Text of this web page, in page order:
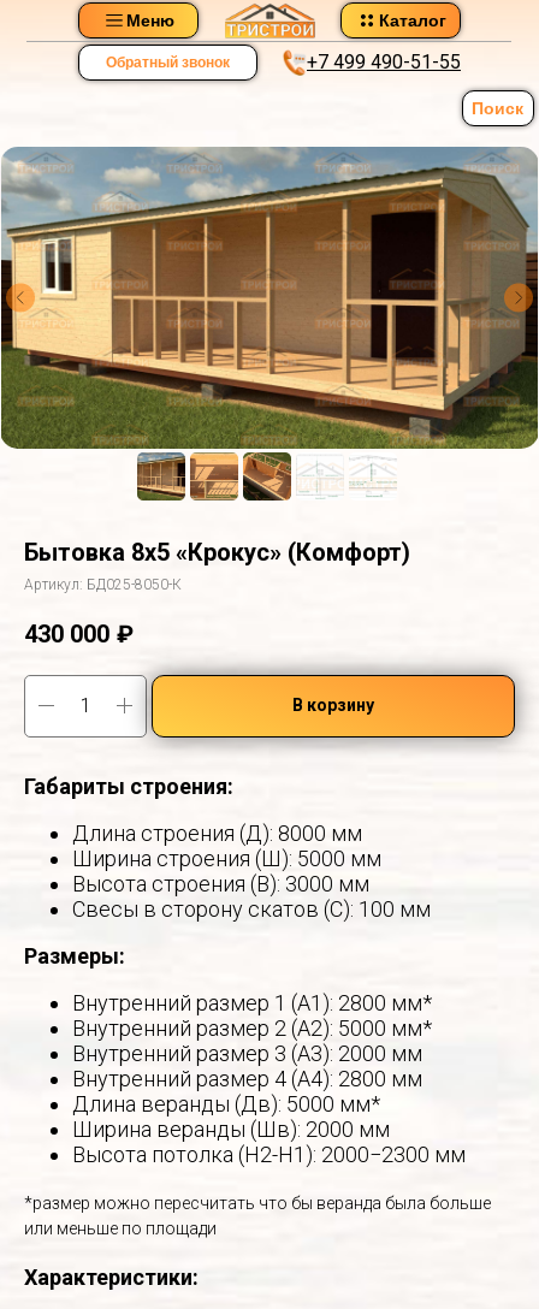
Каталог
Меню
+7 499 490-51-55
Обратный звонок
Поиск
Бытовка 8х5 «Крокус» (Комфорт)
Артикул: БД025-8050-К
430 000 ₽
В корзину
Габариты строения:
Длина строения (Д): 8000 мм
Ширина строения (Ш): 5000 мм
Высота строения (В): 3000 мм
Свесы в сторону скатов (С): 100 мм
Размеры:
Внутренний размер 1 (А1): 2800 мм*
Внутренний размер 2 (А2): 5000 мм*
Внутренний размер 3 (А3): 2000 мм
Внутренний размер 4 (А4): 2800 мм
Длина веранды (Дв): 5000 мм*
Ширина веранды (Шв): 2000 мм
Высота потолка (Н2-Н1): 2000−2300 мм
*размер можно пересчитать что бы веранда была больше
или меньше по площади
Характеристики: